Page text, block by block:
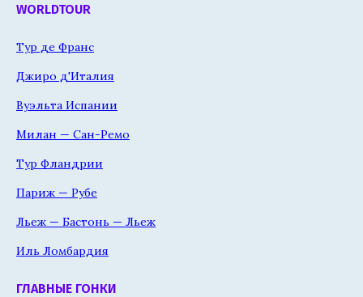
WORLDTOUR
Тур де Франс
Джиро д'Италия
Вуэльта Испании
Милан — Сан-Ремо
Тур Фландрии
Париж — Рубе
Льеж — Бастонь — Льеж
Иль Ломбардия
ГЛАВНЫЕ ГОНКИ